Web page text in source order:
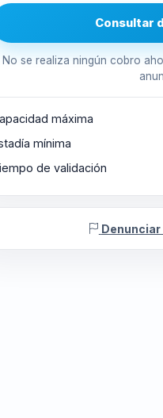
Consultar
No se realiza ningún cobro
máxima
mínima
de validación